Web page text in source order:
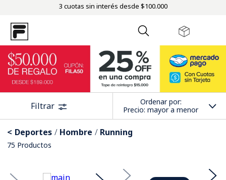
3 cuotas sin interés desde $100.000
Filtrar
Ordenar por
Precio: mayor a menor
Deportes Hombre Running
75 Productos